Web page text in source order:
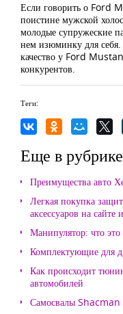
Если говорить о Ford
поистине мужской
молодые супружеские
нем изюминку для
качество у Ford
конкурентов.
Теги:
Еще в
Преимущества авто
Легкая покупка
аксессуаров на
Манипулятор: что
Комплектующие для
Как происходит
автомобилей
Самосвалы Shacman